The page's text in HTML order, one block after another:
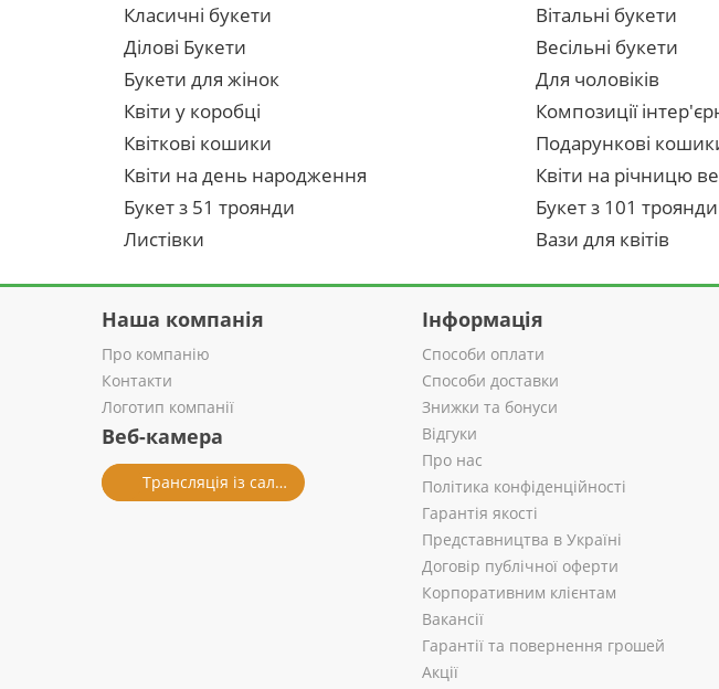
Класичні букети
Вітальні букети
Ділові Букети
Весільні букети
Букети для жінок
Для чоловіків
Квіти у коробці
Композиції
Квіткові кошики
Подарункові кошики
Квіти на день народження
Квіти на річницю
Букет з 51 троянди
Букет з 101 троянди
Листівки
Вази для квітів
Наша компанія
Про компанію
Контакти
Логотип компанії
Веб-камера
Трансляція із салону
Інформація
Способи оплати
Способи доставки
Знижки та бонуси
Відгуки
Про нас
Політика конфіденційності
Гарантія якості
Представництва в Україні
Договір публічної оферти
Корпоративним клієнтам
Вакансії
Гарантії та повернення грошей
Акції